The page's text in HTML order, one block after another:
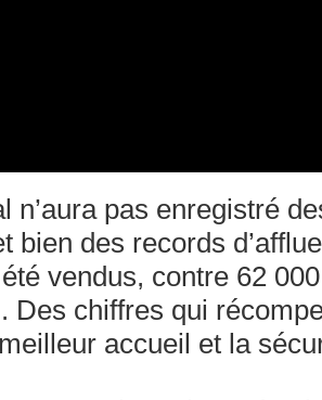
n’aura pas enregistré
bien des records
vendus, contre 62
chiffres qui
accueil et la